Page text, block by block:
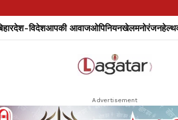
देश-विदेशआपकी आवाजओपिनियनखेलमनोरंजनहेल्थ
Advertisement